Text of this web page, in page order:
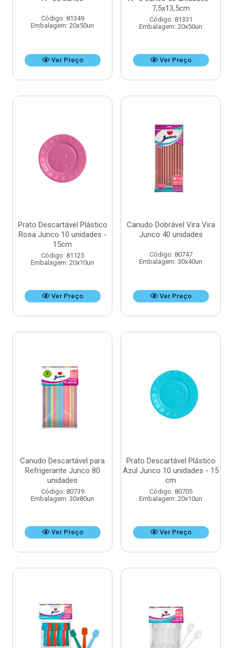
Código: 81349
Embalagem: 20x50un
Ver Preço
7,5x13,5cm
Código: 81331
Embalagem: 20x50un
Ver Preço
Prato Descartável Plástico
Rosa Junco 10 unidades -
15cm
Código: 81125
Embalagem: 20x10un
Ver Preço
Canudo Dobrável Vira Vira
Junco 40 unidades
Código: 80747
Embalagem: 30x40un
Ver Preço
Canudo Descartável para
Refrigerante Junco 80
unidades
Código: 80739
Embalagem: 30x80un
Ver Preço
Prato Descartável Plástico
Azul Junco 10 unidades - 15
cm
Código: 80705
Embalagem: 20x10un
Ver Preço